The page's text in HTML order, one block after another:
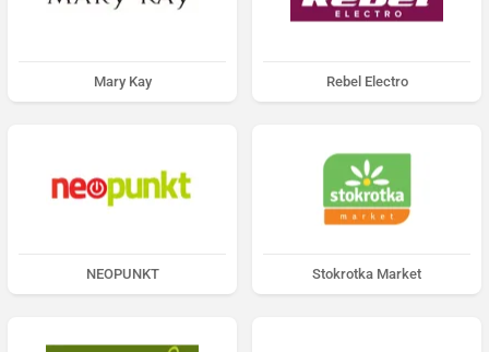
Mary Kay Rebel Electro
NEOPUNKT Stokrotka Market